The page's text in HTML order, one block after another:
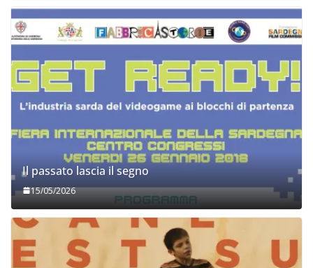
Il passato lascia il segno
15/05/2026